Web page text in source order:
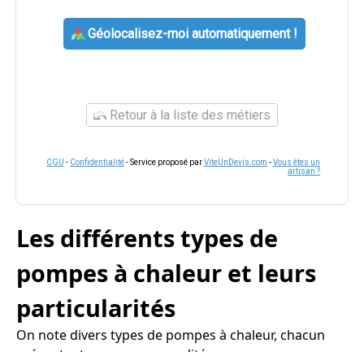
Géolocalisez-moi automatiquement !
Retour à la liste des métiers
CGU - Confidentialité- Service proposé parViteUnDevis.com -Vous êtes un
artisan ?
Les différents types de
pompes à chaleur et leurs
particularités
On note divers types de pompes à chaleur, chacun